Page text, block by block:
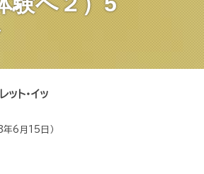
ト・イッ
6月15日 ）